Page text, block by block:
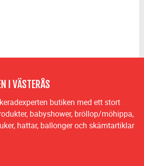
I VÄSTERÅS
butiken med ett stort
babyshower, bröllop/möhippa,
hattar, ballonger och skämtartiklar